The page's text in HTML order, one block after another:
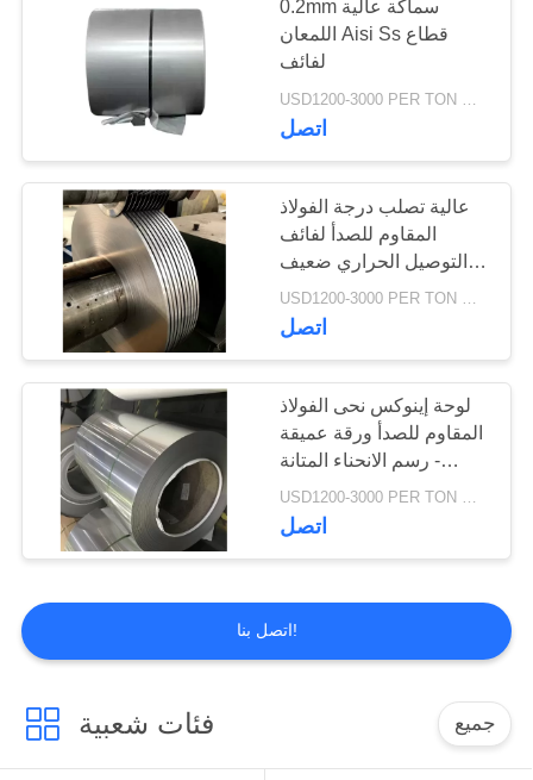
0.2mm سماكة عالية
اللمعان Aisi Ss قطاع
لفائف
USD1200-3000 PER TON MOQ:1TON
اتصل
عالية تصلب درجة الفولاذ
المقاوم للصدأ لفائف
التوصيل الحراري ضعيف
ألالة معتدل
USD1200-3000 PER TON MOQ:1TON
اتصل
لوحة إينوكس نحى الفولاذ
المقاوم للصدأ ورقة عميقة
- رسم الانحناء المتانة
القوية
USD1200-3000 PER TON MOQ:1TON
اتصل
اتصل بنا!
فئات شعبية جميع